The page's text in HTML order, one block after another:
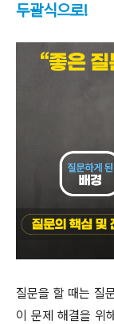
두괄식으로!
질문을 할 때는 질
이 문제 해결을 위